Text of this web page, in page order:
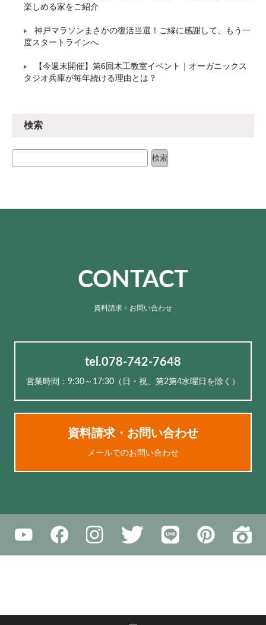
楽しめる家をご紹介
神戸マラソンまさかの復活当選！ご縁に感謝して、もう一
度スタートラインへ
【今週末開催】第6回木工教室イベント｜オーガニックス
タジオ兵庫が毎年続ける理由とは？
検索
検索
検索
CONTACT
資料請求・お問い合わせ
tel.078-742-7648
営業時間：9:30～17:30（⽇・祝、第2第4水曜日を除く）
資料請求・お問い合わせ
メールでのお問い合わせ